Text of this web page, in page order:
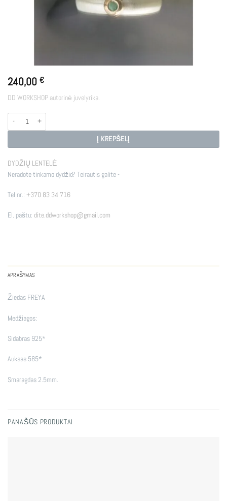
240,00 €
DD WORKSHOP autorinė juvelyrika.
produkto kiekis: FREYA
Į KREPŠELĮ
DYDŽIŲ LENTELĖ
Neradote tinkamo dydžio? Teirautis galite -
Tel nr.: +370 83 34 716
El. paštu: dite.ddworkshop@gmail.com
APRAŠYMAS
Žiedas FREYA
Medžiagos:
Sidabras 925*
Auksas 585*
Smaragdas 2.5mm.
PANAŠŪS PRODUKTAI